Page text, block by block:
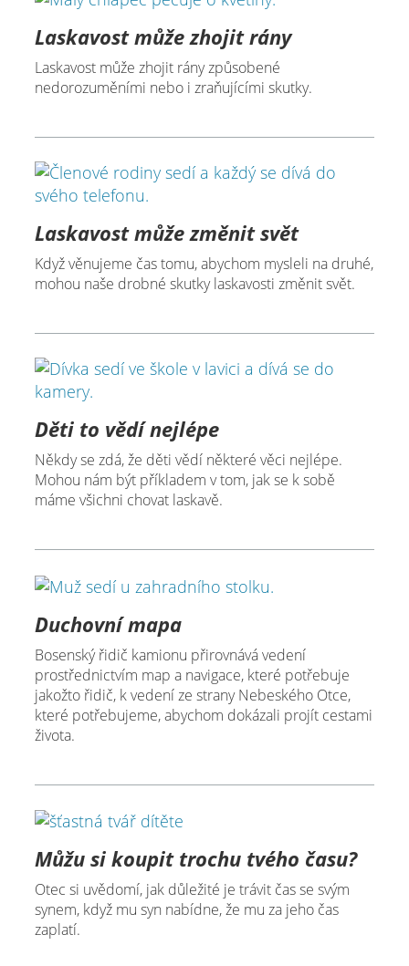
Laskavost může zhojit rány
Laskavost může zhojit rány způsobené
nedorozuměními nebo i zraňujícími skutky.
Laskavost může změnit svět
Když věnujeme čas tomu, abychom mysleli na druhé,
mohou naše drobné skutky laskavosti změnit svět.
Děti to vědí nejlépe
Někdy se zdá, že děti vědí některé věci nejlépe.
Mohou nám být příkladem v tom, jak se k sobě
máme všichni chovat laskavě.
Duchovní mapa
Bosenský řidič kamionu přirovnává vedení
prostřednictvím map a navigace, které potřebuje
jakožto řidič, k vedení ze strany Nebeského Otce,
které potřebujeme, abychom dokázali projít cestami
života.
Můžu si koupit trochu tvého času?
Otec si uvědomí, jak důležité je trávit čas se svým
synem, když mu syn nabídne, že mu za jeho čas
zaplatí.